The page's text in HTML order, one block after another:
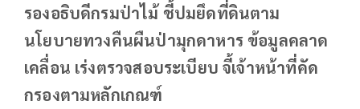
รองอธิบดีกรมป่าไม้ ชี้ปมยึดที่ดินตาม
นโยบายทวงคืนผืนป่ามุกดาหาร ข้อมูลคลาด
เคลื่อน เร่งตรวจสอบระเบียบ จี้เจ้าหน้าที่คัด
กรองตามหลักเกณฑ์